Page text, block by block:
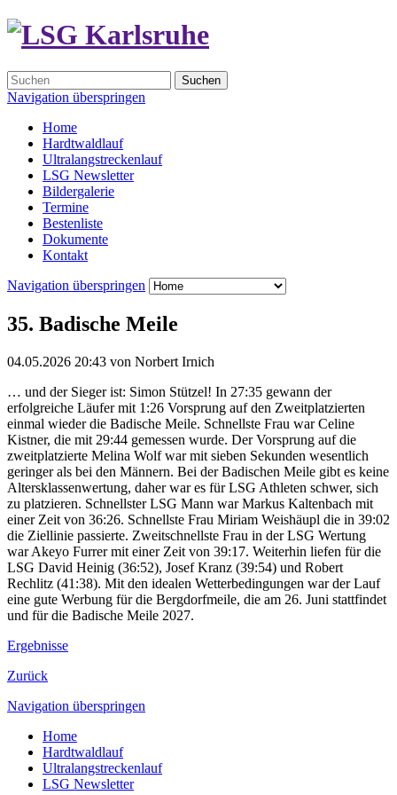
Suchen
Navigation überspringen
Home
Hardtwaldlauf
Ultralangstreckenlauf
LSG Newsletter
Bildergalerie
Termine
Bestenliste
Dokumente
Kontakt
Navigation überspringen
35. Badische Meile
04.05.2026 20:43 von Norbert Irnich
… und der Sieger ist: Simon Stützel! In 27:35 gewann der
erfolgreiche Läufer mit 1:26 Vorsprung auf den Zweitplatzierten
einmal wieder die Badische Meile. Schnellste Frau war Celine
Kistner, die mit 29:44 gemessen wurde. Der Vorsprung auf die
zweitplatzierte Melina Wolf war mit sieben Sekunden wesentlich
geringer als bei den Männern. Bei der Badischen Meile gibt es keine
Altersklassenwertung, daher war es für LSG Athleten schwer, sich
zu platzieren. Schnellster LSG Mann war Markus Kaltenbach mit
einer Zeit von 36:26. Schnellste Frau Miriam Weishäupl die in 39:02
die Ziellinie passierte. Zweitschnellste Frau in der LSG Wertung
war Akeyo Furrer mit einer Zeit von 39:17. Weiterhin liefen für die
LSG David Heinig (36:52), Josef Kranz (39:54) und Robert
Rechlitz (41:38). Mit den idealen Wetterbedingungen war der Lauf
eine gute Werbung für die Bergdorfmeile, die am 26. Juni stattfindet
und für die Badische Meile 2027.
Ergebnisse
Zurück
Navigation überspringen
Home
Hardtwaldlauf
Ultralangstreckenlauf
LSG Newsletter